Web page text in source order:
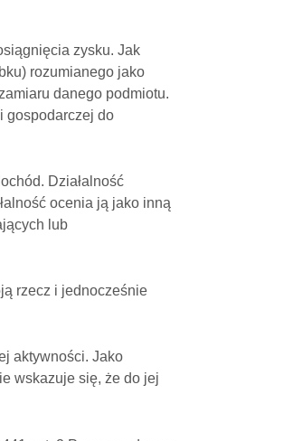
zysku. Jak
rozumianego jako
danego podmiotu.
gospodarczej do
Działalność
ocenia ją jako inną
lub
rzecz i jednocześnie
aktywności. Jako
wskazuje się, że do jej